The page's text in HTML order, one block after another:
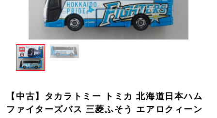
【中古】タカラトミー トミカ 北海道日本ハム
ファイターズバス 三菱ふそう エアロクィーン